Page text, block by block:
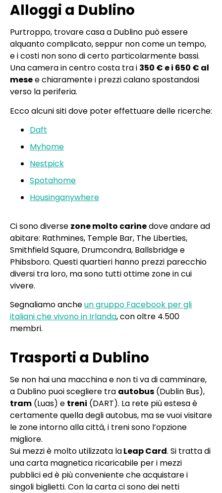
Alloggi a Dublino
Purtroppo, trovare casa a Dublino può essere
alquanto complicato, seppur non come un tempo,
e i costi non sono di certo particolarmente bassi.
Una camera in centro costa tra i 350 € e i 650 € al
mesee chiaramente i prezzi calano spostandosi
verso la periferia.
Ecco alcuni siti dove poter effettuare delle ricerche:
Daft
Myhome
Nestpick
Spotahome
Housinganywhere
Ci sono diverse zone molto carinedove andare ad
abitare: Rathmines, Temple Bar, The Liberties,
Smithfield Square, Drumcondra, Ballsbridge e
Phibsboro. Questi quartieri hanno prezzi parecchio
diversi tra loro, ma sono tutti ottime zone in cui
vivere.
Segnaliamo ancheun gruppo Facebook per gli
italiani che vivono in Irlanda, con oltre 4.500
membri.
Trasporti a Dublino
Se non hai una macchina e non ti va di camminare,
a Dublino puoi scegliere tra autobus (Dublin Bus),
tram (Luas) e treni (DART). La rete più estesa è
certamente quella degli autobus, ma se vuoi visitare
le zone intorno alla città, i treni sono l’opzione
migliore.
Sui mezzi è molto utilizzata laLeap Card. Si tratta di
una carta magnetica ricaricabile per i mezzi
pubblici ed è più conveniente che acquistare i
singoli biglietti. Con la carta ci sono dei netti